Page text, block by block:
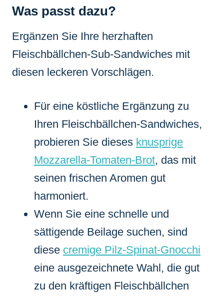
Was passt dazu?
Ergänzen Sie Ihre herzhaften
Fleischbällchen-Sub-Sandwiches mit
diesen leckeren Vorschlägen.
Für eine köstliche Ergänzung zu
Ihren Fleischbällchen-Sandwiches,
probieren Sie dieses knusprige
Mozzarella-Tomaten-Brot, das mit
seinen frischen Aromen gut
harmoniert.
Wenn Sie eine schnelle und
sättigende Beilage suchen, sind
diese cremige Pilz-Spinat-Gnocchi
eine ausgezeichnete Wahl, die gut
zu den kräftigen Fleischbällchen